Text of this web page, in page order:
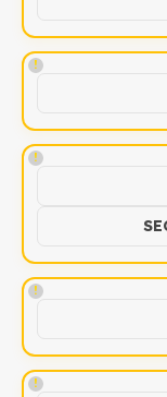
!
!
!
!